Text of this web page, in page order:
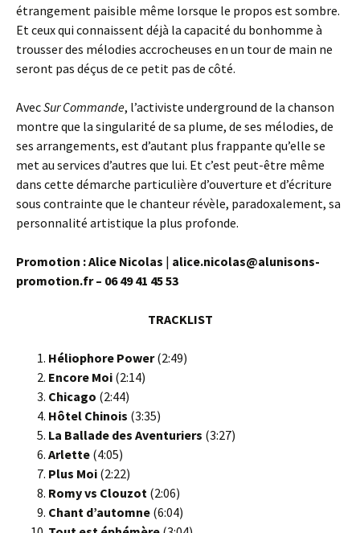
étrangement paisible même lorsque le propos est sombre.
Et ceux qui connaissent déjà la capacité du bonhomme à
trousser des mélodies accrocheuses en un tour de main ne
seront pas déçus de ce petit pas de côté.
AvecSur Commande, l’activiste underground de la chanson
montre que la singularité de sa plume, de ses mélodies, de
ses arrangements, est d’autant plus frappante qu’elle se
met au services d’autres que lui. Et c’est peut-être même
dans cette démarche particulière d’ouverture et d’écriture
sous contrainte que le chanteur révèle, paradoxalement, sa
personnalité artistique la plus profonde.
Promotion : Alice Nicolas | alice.nicolas@alunisons-
promotion.fr – 06 49 41 45 53
TRACKLIST
Héliophore Power(2:49)
Encore Moi (2:14)
Chicago (2:44)
Hôtel Chinois (3:35)
La Ballade des Aventuriers (3:27)
Arlette (4:05)
Plus Moi (2:22)
Romy vs Clouzot (2:06)
Chant d’automne (6:04)